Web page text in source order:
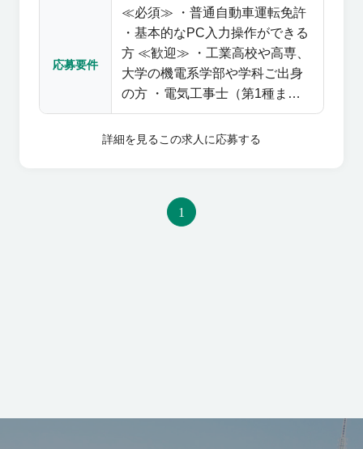
います。
品交換の提案 ・急な不具合など
トラブル対応、現地調査（夜間
作業はほとんど無し） ・社内業
務（点検後の報告書・見積書の
作成など） 【未経験OK】 ホイ
スト製造工程の細かな技術、組
立・分解について学び、実際の
のOJTを通して徐々に成長が可
能。 多くの先輩社員も未経験か
応募要件
≪必須≫ ・普通自動車運転免許
・基本的なPC入力操作ができる
方 ≪歓迎≫ ・工業高校や高専、
大学の機電系学部や学科ご出身
の方 ・電気工事士（第1種また
は第2種） ・床上操作式クレー
ン資格 ・玉掛け技能資格 ・高所
休を取得していただきます）
詳細を見る この求人に応募する
1